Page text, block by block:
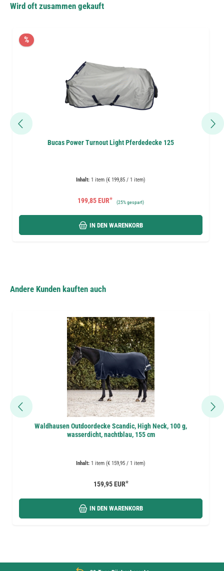
Wird oft zusammen gekauft
%
Bucas Power Turnout Light Pferdedecke 125
Inhalt: 1 item (€ 199,85 / 1 item)
199,85 EUR* (25%gespart)
IN DEN WARENKORB
Andere Kunden kauften auch
Waldhausen Outdoordecke Scandic, High Neck, 100 g,
wasserdicht, nachtblau, 155 cm
Inhalt: 1 item (€ 159,95 / 1 item)
159,95 EUR*
IN DEN WARENKORB